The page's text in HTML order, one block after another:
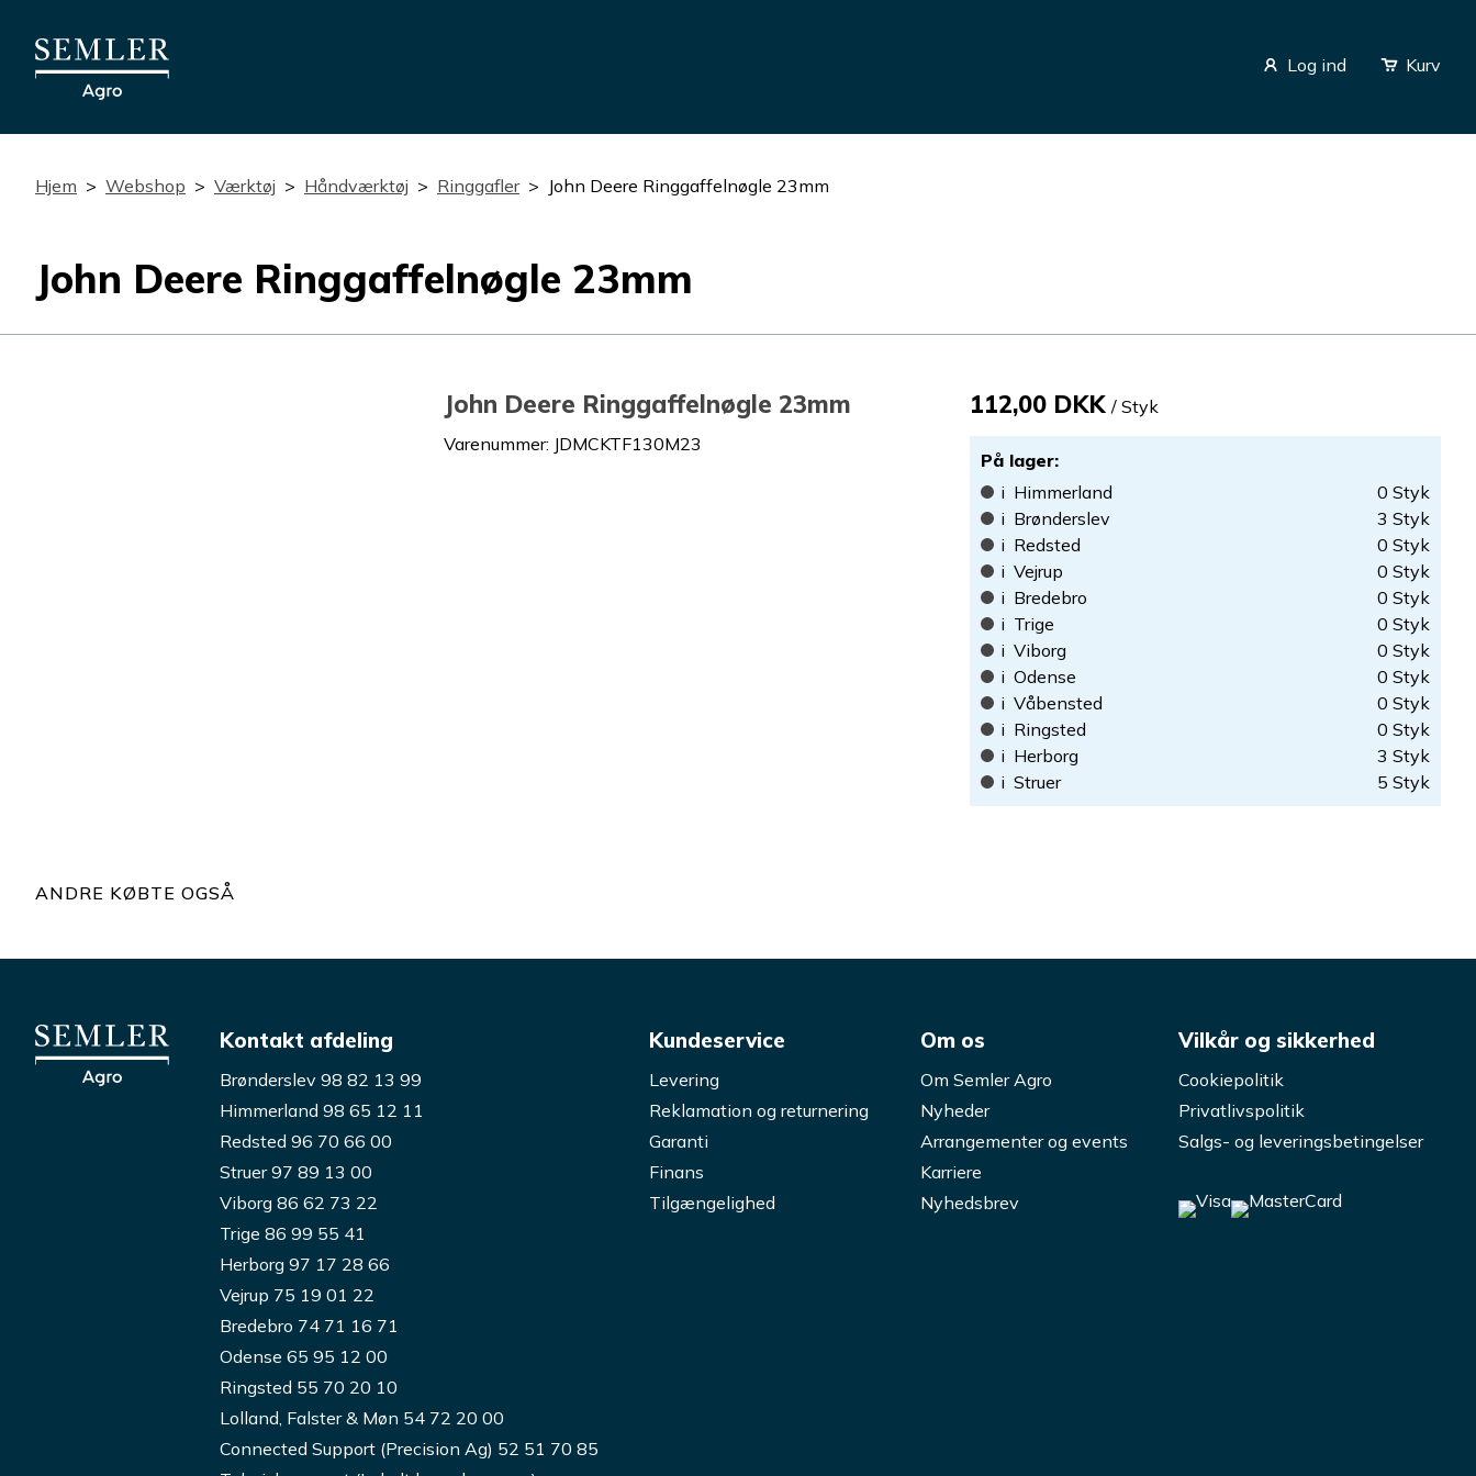
Log ind Kurv
Hjem Webshop Værktøj Håndværktøj Ringgafler John Deere Ringgaffelnøgle 23mm
John Deere Ringgaffelnøgle 23mm
John Deere Ringgaffelnøgle 23mm
Varenummer: JDMCKTF130M23
112,00 DKK / Styk
På lager:
i Himmerland 0 Styk
i Brønderslev 3 Styk
i Redsted 0 Styk
i Vejrup 0 Styk
i Bredebro 0 Styk
i Trige 0 Styk
i Viborg 0 Styk
i Odense 0 Styk
i Våbensted 0 Styk
i Ringsted 0 Styk
i Herborg 3 Styk
i Struer 5 Styk
ANDRE KØBTE OGSÅ
Kontakt afdeling
Brønderslev 98 82 13 99
Himmerland 98 65 12 11
Redsted 96 70 66 00
Struer 97 89 13 00
Viborg 86 62 73 22
Trige 86 99 55 41
Herborg 97 17 28 66
Vejrup 75 19 01 22
Bredebro 74 71 16 71
Odense 65 95 12 00
Ringsted 55 70 20 10
Lolland, Falster & Møn 54 72 20 00
Connected Support (Precision Ag) 52 51 70 85
Kundeservice
Levering
Reklamation og returnering
Garanti
Finans
Tilgængelighed
Om os
Om Semler Agro
Nyheder
Arrangementer og events
Karriere
Nyhedsbrev
Vilkår og sikkerhed
Cookiepolitik
Privatlivspolitik
Salgs- og leveringsbetingelser